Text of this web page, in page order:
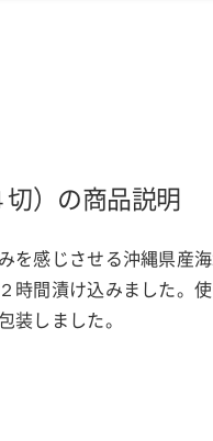
）の商品説明
を感じさせる沖縄県産
時間漬け込みました。
装しました。